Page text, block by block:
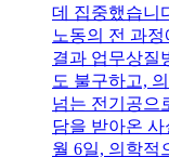
데 집중했습니
노동의 전 과
결과 업무상질
도 불구하고,
넘는 전기공으
담을 받아온 사
월 6일, 의학적